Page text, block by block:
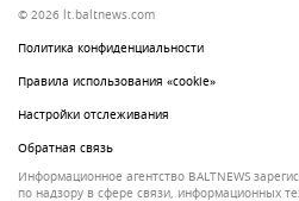
© 2026 lt.baltnews.com
Политика конфиденциальности
Правила использования «cookie»
Настройки отслеживания
Обратная связь
Информационное агентство BALTNEWS
по надзору в сфере связи, информационных